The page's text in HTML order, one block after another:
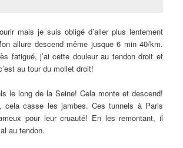
mais je suis obligé d’aller plus lentement
allure descend même jusque 6 min 40/km.
fatigué, j’ai cette douleur au tendon droit et
au tour du mollet droit!
le long de la Seine! Cela monte et descend!
cela casse les jambes. Ces tunnels à Paris
pour leur cruauté! En les remontant, il
au tendon.